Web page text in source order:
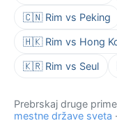
🇨🇳 Rim vs Peking
🇭🇰 Rim vs Hong
🇰🇷 Rim vs Seul
Prebrskaj druge
mestne države sveta ·